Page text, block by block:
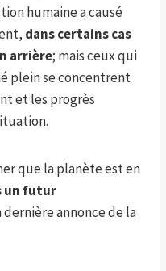
humaine a causé
dans certains cas
arrière; mais ceux qui
plein se concentrent
et les progrès
que la planète est en
un futur
annonce de la